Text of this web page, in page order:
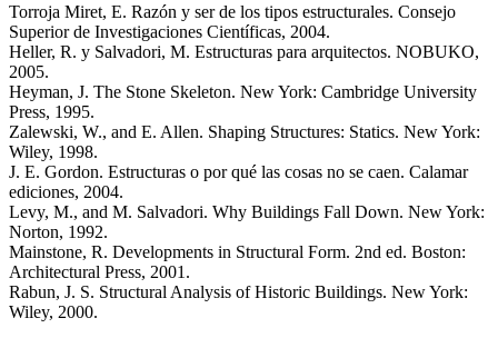
Torroja Miret, E. Razón y ser de los tipos estructurales. Consejo
Superior de Investigaciones Científicas, 2004.
Heller, R. y Salvadori, M. Estructuras para arquitectos. NOBUKO,
2005.
Heyman, J. The Stone Skeleton. New York: Cambridge University
Press, 1995.
Zalewski, W., and E. Allen. Shaping Structures: Statics. New York:
Wiley, 1998.
J. E. Gordon. Estructuras o por qué las cosas no se caen. Calamar
ediciones, 2004.
Levy, M., and M. Salvadori. Why Buildings Fall Down. New York:
Norton, 1992.
Mainstone, R. Developments in Structural Form. 2nd ed. Boston:
Architectural Press, 2001.
Rabun, J. S. Structural Analysis of Historic Buildings. New York:
Wiley, 2000.